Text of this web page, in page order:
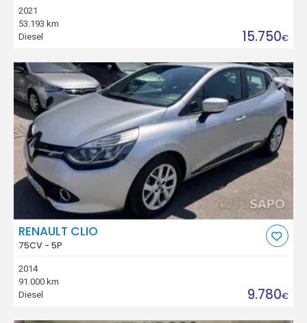
2021
53.193 km
Diesel
15.750€
RENAULT CLIO
75CV - 5P
2014
91.000 km
Diesel
9.780€